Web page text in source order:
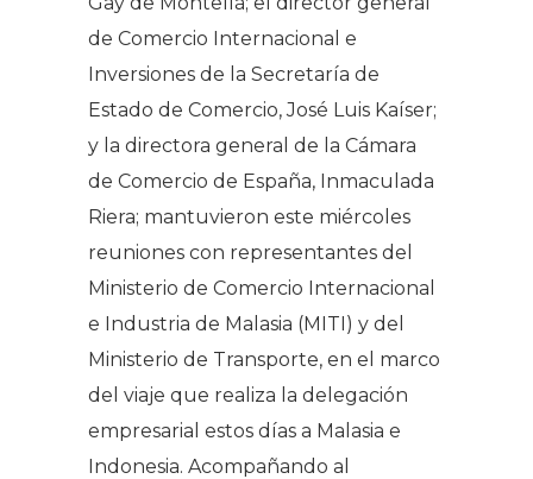
de Comercio Internacional e
Inversiones de la Secretaría de
Estado de Comercio, José Luis Kaíser;
y la directora general de la Cámara
de Comercio de España, Inmaculada
Riera; mantuvieron este miércoles
reuniones con representantes del
Ministerio de Comercio Internacional
e Industria de Malasia (MITI) y del
Ministerio de Transporte, en el marco
del viaje que realiza la delegación
empresarial estos días a Malasia e
Indonesia. Acompañando al